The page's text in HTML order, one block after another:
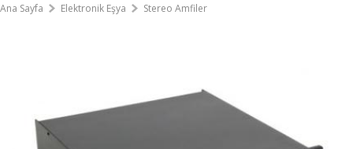
Ana Sayfa Elektronik Eşya Stereo Amfiler